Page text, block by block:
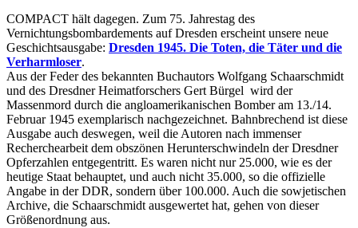
COMPACT hält dagegen. Zum 75. Jahrestag des
Vernichtungsbombardements auf Dresden erscheint unsere neue
Geschichtsausgabe: Dresden 1945. Die Toten, die Täter und die
Verharmloser.
Aus der Feder des bekannten Buchautors Wolfgang Schaarschmidt
und des Dresdner Heimatforschers Gert Bürgel wird der
Massenmord durch die angloamerikanischen Bomber am 13./14.
Februar 1945 exemplarisch nachgezeichnet. Bahnbrechend ist diese
Ausgabe auch deswegen, weil die Autoren nach immenser
Recherchearbeit dem obszönen Herunterschwindeln der Dresdner
Opferzahlen entgegentritt. Es waren nicht nur 25.000, wie es der
heutige Staat behauptet, und auch nicht 35.000, so die offizielle
Angabe in der DDR, sondern über 100.000. Auch die sowjetischen
Archive, die Schaarschmidt ausgewertet hat, gehen von dieser
Größenordnung aus.